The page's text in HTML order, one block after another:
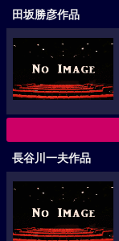
田坂勝彦作品
長谷川一夫作品